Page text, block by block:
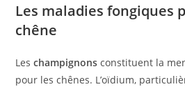
Les maladies fongiques
chêne
Leschampignons constituent la
pour les chênes. L’oïdium,